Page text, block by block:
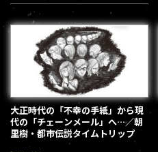
大正時代の「不幸の手紙」から現
代の「チェーンメール」へ…／朝
里樹・都市伝説タイムトリップ